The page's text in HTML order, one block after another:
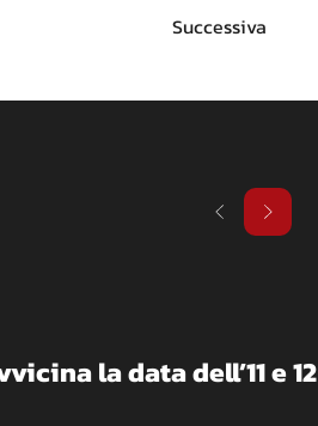
Successiva
la data dell’11 e 12